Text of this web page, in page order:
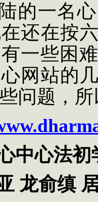
的一名
还在按
一些困
网站的
问题，
中心法初
龙俞缜